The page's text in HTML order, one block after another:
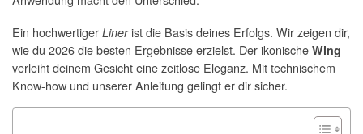
Ein hochwertiger Linerist die Basis deines Erfolgs. Wir zeigen dir,
wie du 2026 die besten Ergebnisse erzielst. Der ikonische Wing
verleiht deinem Gesicht eine zeitlose Eleganz. Mit technischem
Know-how und unserer Anleitung gelingt er dir sicher.